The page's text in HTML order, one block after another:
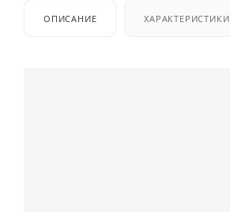
ОПИСАНИЕ ХАРАКТЕРИСТИКИ